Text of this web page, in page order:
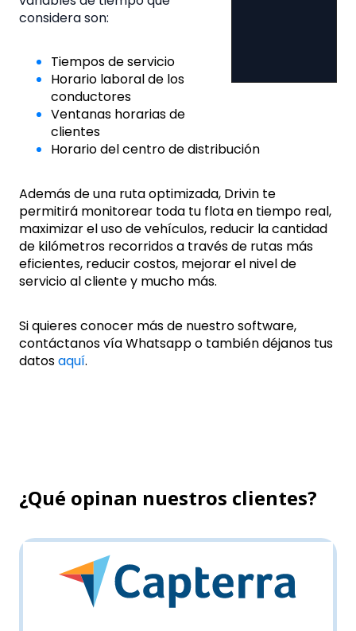
considera son:
Tiempos de servicio
Horario laboral de los
conductores
Ventanas horarias de
clientes
Horario del centro de distribución
Además de una ruta optimizada, Drivin te
permitirá monitorear toda tu flota en tiempo real,
maximizar el uso de vehículos, reducir la cantidad
de kilómetros recorridos a través de rutas más
eficientes, reducir costos, mejorar el nivel de
servicio al cliente y mucho más.
Si quieres conocer más de nuestro software,
contáctanos vía Whatsapp o también déjanos tus
datosaquí.
¿Qué opinan nuestros clientes?